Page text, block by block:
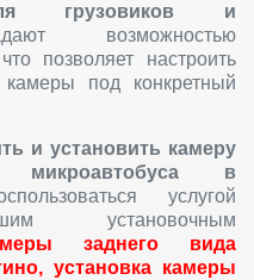
грузовиков и
возможностью
позволяет настроить
под конкретный
и установить камеру
в
услугой
установочным
заднего вида
установка камеры